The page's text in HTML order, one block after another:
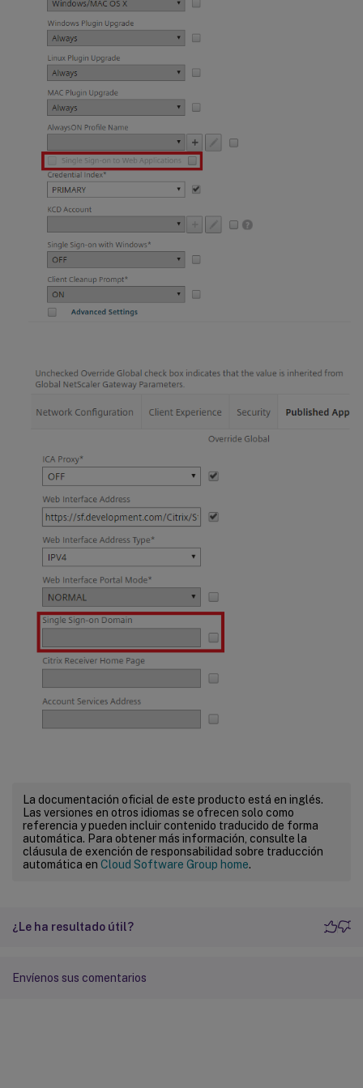
La documentación oficial de este producto está en inglés.
Las versiones en otros idiomas se ofrecen solo como
referencia y pueden incluir contenido traducido de forma
automática. Para obtener más información, consulte la
cláusula de exención de responsabilidad sobre traducción
automática en Cloud Software Group home.
¿Le ha resultado útil?
Envíenos sus comentarios